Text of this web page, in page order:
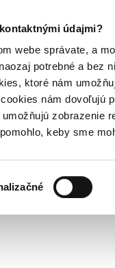
údajmi?
webe správate, a
potrebné a bez
ktoré nám
nám dovoľujú
zobrazenie
keby sme